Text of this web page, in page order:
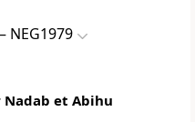
NEG1979
et Abihu